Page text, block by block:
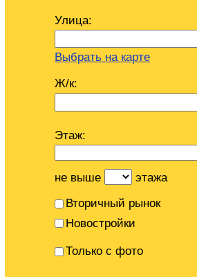
Улица:
Выбрать на карте
Ж/к:
Этаж:
не выше
этажа
Вторичный рынок
Новостройки
Только с фото